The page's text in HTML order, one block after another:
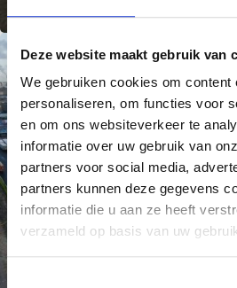
Deze website maakt gebruik van
We gebruiken cookies om content
personaliseren, om functies voor
en om ons websiteverkeer te
informatie over uw gebruik van
partners voor social media,
partners kunnen deze gegevens
informatie die u aan ze heeft
verzameld op basis van uw